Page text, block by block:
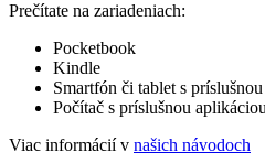
Prečítate na zariadeniach:
Pocketbook
Kindle
Smartfón či tablet s
Počítač s príslušnou aplikáciou
Viac informácií v našich návodoch